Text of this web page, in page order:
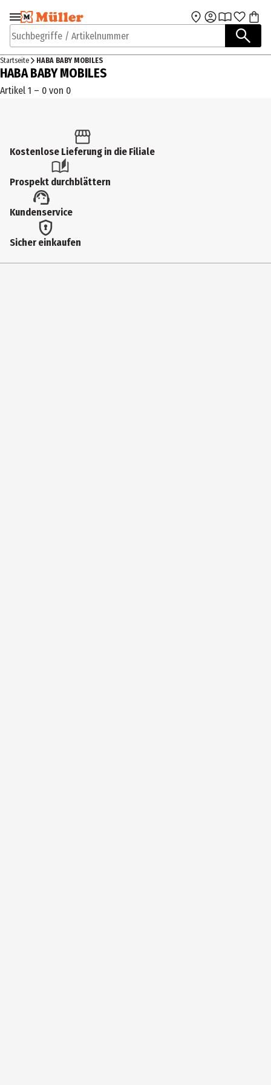
Zur Navigation
springen
Zum Hauptinhalt
Suchbegriffe / Artikelnummer
Startseite HABA BABY MOBILES
HABA BABY MOBILES
Artikel 1 – 0 von 0
Kostenlose Lieferung in die Filiale
Prospekt durchblättern
Kundenservice
Sicher einkaufen